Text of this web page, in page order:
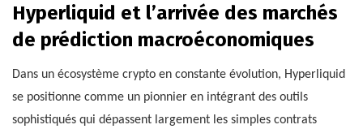
Hyperliquid et l’arrivée des marchés
de prédiction macroéconomiques
Dans un écosystème crypto en constante évolution, Hyperliquid
se positionne comme un pionnier en intégrant des outils
sophistiqués qui dépassent largement les simples contrats